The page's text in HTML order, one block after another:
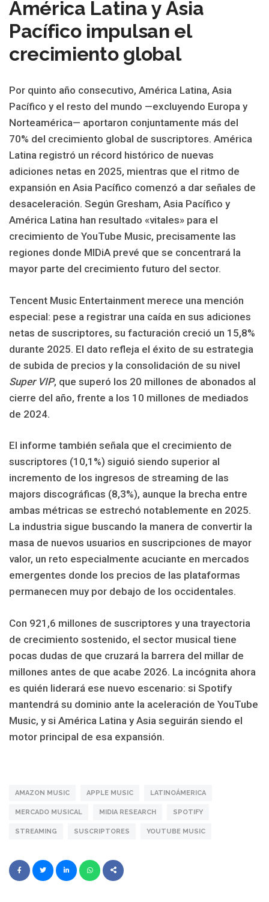
América Latina y Asia
Pacífico impulsan el
crecimiento global
Por quinto año consecutivo, América Latina, Asia
Pacífico y el resto del mundo —excluyendo Europa y
Norteamérica— aportaron conjuntamente más del
70% del crecimiento global de suscriptores. América
Latina registró un récord histórico de nuevas
adiciones netas en 2025, mientras que el ritmo de
expansión en Asia Pacífico comenzó a dar señales de
desaceleración. Según Gresham, Asia Pacífico y
América Latina han resultado «vitales» para el
crecimiento de YouTube Music, precisamente las
regiones donde MIDiA prevé que se concentrará la
mayor parte del crecimiento futuro del sector.
Tencent Music Entertainment merece una mención
especial: pese a registrar una caída en sus adiciones
netas de suscriptores, su facturación creció un 15,8%
durante 2025. El dato refleja el éxito de su estrategia
de subida de precios y la consolidación de su nivel
Super VIP, que superó los 20 millones de abonados al
cierre del año, frente a los 10 millones de mediados
de 2024.
El informe también señala que el crecimiento de
suscriptores (10,1%) siguió siendo superior al
incremento de los ingresos de streaming de las
majors discográficas (8,3%), aunque la brecha entre
ambas métricas se estrechó notablemente en 2025.
La industria sigue buscando la manera de convertir la
masa de nuevos usuarios en suscripciones de mayor
valor, un reto especialmente acuciante en mercados
emergentes donde los precios de las plataformas
permanecen muy por debajo de los occidentales.
Con 921,6 millones de suscriptores y una trayectoria
de crecimiento sostenido, el sector musical tiene
pocas dudas de que cruzará la barrera del millar de
millones antes de que acabe 2026. La incógnita ahora
es quién liderará ese nuevo escenario: si Spotify
mantendrá su dominio ante la aceleración de YouTube
Music, y si América Latina y Asia seguirán siendo el
motor principal de esa expansión.
AMAZON MUSIC APPLE MUSIC LATINOÁMERICA
MERCADO MUSICAL MIDIA RESEARCH SPOTIFY
STREAMING SUSCRIPTORES YOUTUBE MUSIC